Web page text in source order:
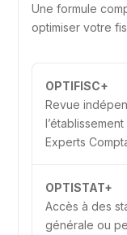
Une formule
optimiser votre
OPTIFISC+
Revue
Experts
OPTISTAT+
Accès à des
générale ou